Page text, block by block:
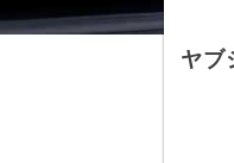
ヤブ